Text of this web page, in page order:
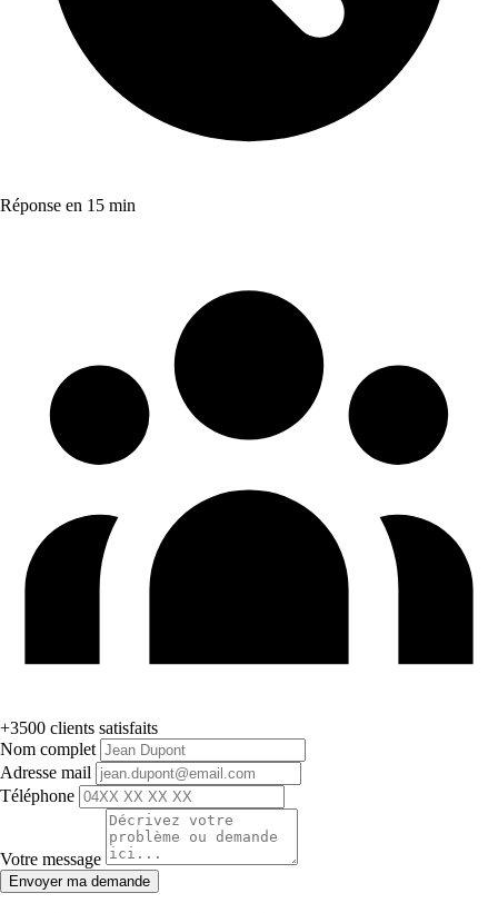
Réponse en 15 min
+3500 clients satisfaits
Nom complet
Adresse mail
Téléphone
Votre message
Envoyer ma demande